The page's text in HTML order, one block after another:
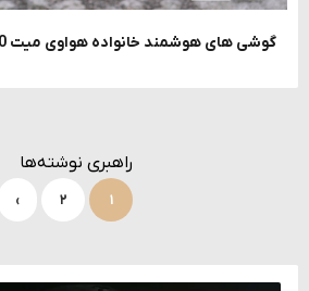
گوشی های هوشمند خانواده هواوی میت 40 معرفی شدند
راهبری نوشته‌ها
۱ ۲ ›